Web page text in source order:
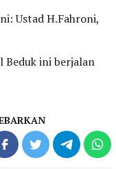
Ustad H.Fahroni,
Beduk ini berjalan